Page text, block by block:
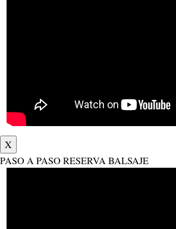
X
PASO A PASO RESERVA BALSAJE